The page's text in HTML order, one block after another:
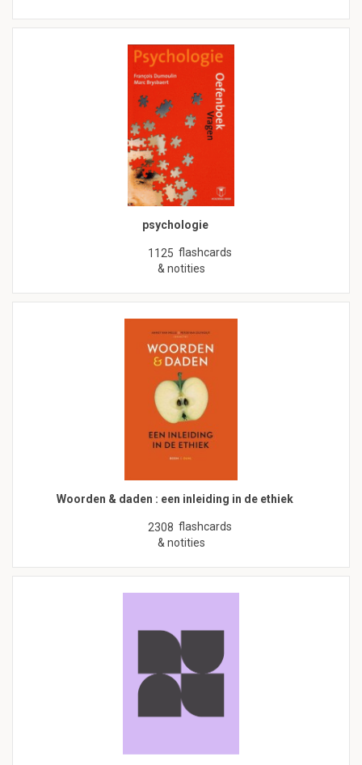
psychologie
1125 flashcards
& notities
Woorden & daden : een inleiding in de ethiek
2308 flashcards
& notities